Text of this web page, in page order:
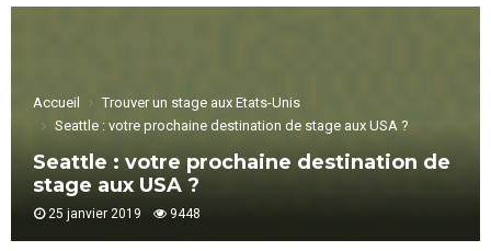
Accueil
Trouver un stage aux Etats-Unis
Seattle : votre prochaine destination de stage aux USA ?
Seattle : votre prochaine destination de
stage aux USA ?
25 janvier 2019 9448